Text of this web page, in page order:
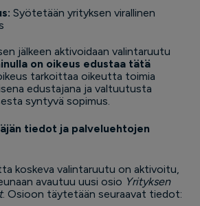
Syötetään yrityksen virallinen
jälkeen aktivoidaan valintaruutu
on oikeus edustaa tätä
tarkoittaa oikeutta toimia
edustajana ja valtuutusta
syntyvä sopimus.
tiedot ja palveluehtojen
koskeva valintaruutu on aktivoitu,
avautuu uusi osio Yrityksen
. Osioon täytetään seuraavat tiedot: